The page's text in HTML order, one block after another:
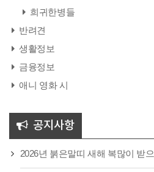
희귀한병들
반려견
생활정보
금융정보
애니 영화 시
공지사항
2026년 붉은말띠 새해 복많이 받